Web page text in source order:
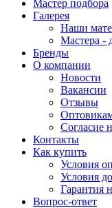
Мастер подбора
Галерея
Наши
Мастера -
Бренды
О компании
Новости
Вакансии
Отзывы
Cогласие
Контакты
Как купить
Условия
Условия
Гарантия
Вопрос-ответ